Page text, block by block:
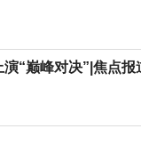
“巅峰对决”|焦点报